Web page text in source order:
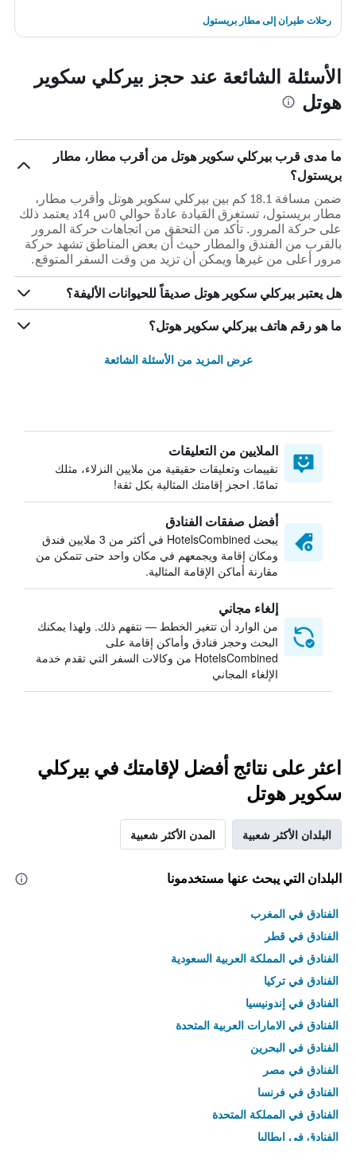
رحلات طيران إلى مطار بريستول
الأسئلة الشائعة عند حجز بيركلي سكوير
هوتل
ما مدى قرب بيركلي سكوير هوتل من أقرب مطار، مطار
بريستول؟
ضمن مسافة 18.1 كم بين بيركلي سكوير هوتل وأقرب مطار،
مطار بريستول، تستغرق القيادة عادةً حوالي 0س 14د يعتمد ذلك
على حركة المرور. تأكد من التحقق من اتجاهات حركة المرور
بالقرب من الفندق والمطار حيث أن بعض المناطق تشهد حركة
مرور أعلى من غيرها ويمكن أن تزيد من وقت السفر المتوقع.
هل يعتبر بيركلي سكوير هوتل صديقاً للحيوانات الأليفة؟
ما هو رقم هاتف بيركلي سكوير هوتل؟
عرض المزيد من الأسئلة الشائعة
الملايين من التعليقات
تقييمات وتعليقات حقيقية من ملايين النزلاء، مثلك
تمامًا. احجز إقامتك المثالية بكل ثقة!
أفضل صفقات الفنادق
يبحث HotelsCombined في أكثر من 3 ملايين فندق
ومكان إقامة ويجمعهم في مكان واحد حتى تتمكن من
مقارنة أماكن الإقامة المثالية.
إلغاء مجاني
من الوارد أن تتغير الخطط — نتفهم ذلك. ولهذا يمكنك
البحث وحجز فنادق وأماكن إقامة على
HotelsCombined من وكالات السفر التي تقدم خدمة
الإلغاء المجاني
اعثر على نتائج أفضل لإقامتك في بيركلي
سكوير هوتل
البلدان الأكثر شعبية المدن الأكثر شعبية
البلدان التي يبحث عنها مستخدمونا
الفنادق في المغرب
الفنادق في قطر
الفنادق في المملكة العربية السعودية
الفنادق في تركيا
الفنادق في إندونيسيا
الفنادق في الامارات العربية المتحدة
الفنادق في البحرين
الفنادق في مصر
الفنادق في فرنسا
الفنادق في المملكة المتحدة
الفنادق في إيطاليا